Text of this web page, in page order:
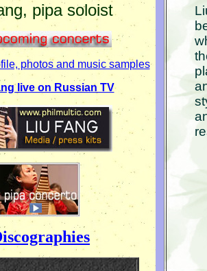
pipa soloist
photos and music samples
live on Russian TV